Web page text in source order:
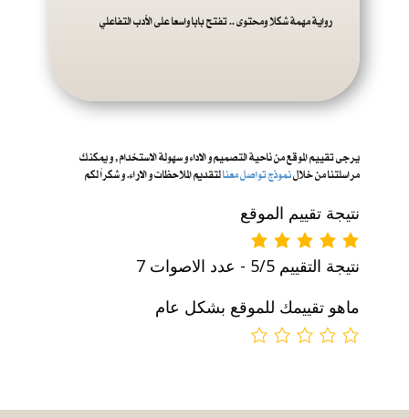
رواية مهمة شكلا ومحتوى .. تفتح بابا واسعا على الأدب التفاعلي
يرجى تقييم الموقع من ناحية التصميم و الاداء و سهولة الاستخدام , و يمكنك
مراسلتنا من خلالنموذج تواصل معنالتقديم الملاحظات و الاراء. و شكراً لكم
نتيجة تقييم الموقع
نتيجة التقييم 5/5 - عدد الاصوات 7
ماهو تقييمك للموقع بشكل عام